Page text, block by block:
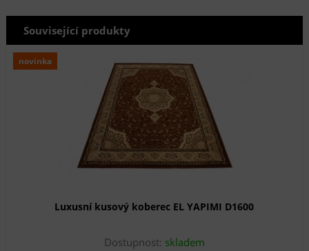
Související produkty
novinka
Luxusní kusový koberec EL YAPIMI D1600
Dostupnost: skladem